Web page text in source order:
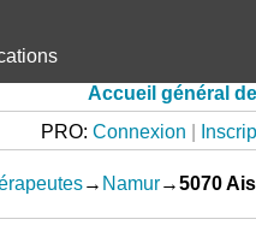
Accueil général
PRO: Connexion
→ Namur→5070